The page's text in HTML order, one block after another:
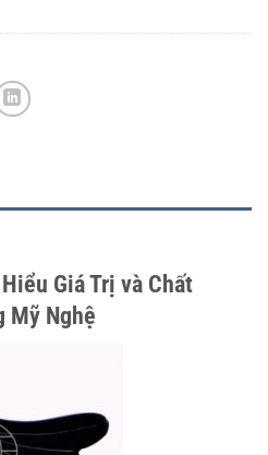
Giá Trị và Chất
Mỹ Nghệ